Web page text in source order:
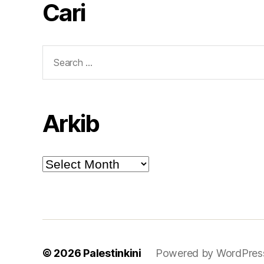
Cari
for:
Arkib
Arkib
© 2026 Palestinkini Powered by